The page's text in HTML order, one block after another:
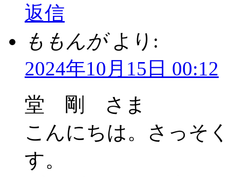
返信
ももんが より:
2024年10月15日 00:12
堂 剛 さま
こんにちは。さっそ
す。